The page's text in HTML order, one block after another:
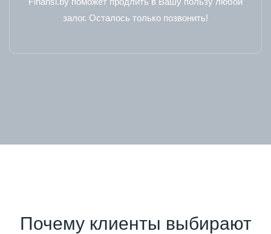
залог. Осталось только позвонить!
Почему клиенты выбирают